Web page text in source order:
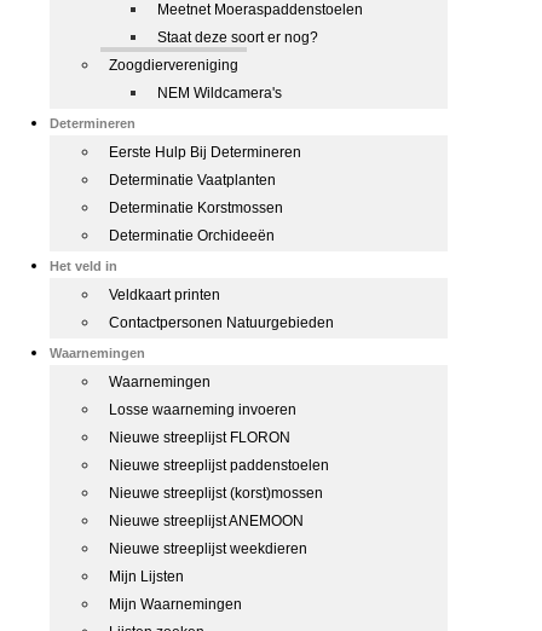
Meetnet Moeraspaddenstoelen
Staat deze soort er nog?
Zoogdiervereniging
NEM Wildcamera's
Determineren
Eerste Hulp Bij Determineren
Determinatie Vaatplanten
Determinatie Korstmossen
Determinatie Orchideeën
Het veld in
Veldkaart printen
Contactpersonen Natuurgebieden
Waarnemingen
Waarnemingen
Losse waarneming invoeren
Nieuwe streeplijst FLORON
Nieuwe streeplijst paddenstoelen
Nieuwe streeplijst (korst)mossen
Nieuwe streeplijst ANEMOON
Nieuwe streeplijst weekdieren
Mijn Lijsten
Mijn Waarnemingen